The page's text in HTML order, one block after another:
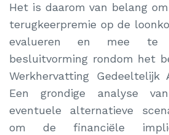
Het is daarom van belang
terugkeerpremie op de
evalueren en mee
besluitvorming rondom het
Werkhervatting Gedeeltelijk
Een grondige analyse
eventuele alternatieve
om de financiële